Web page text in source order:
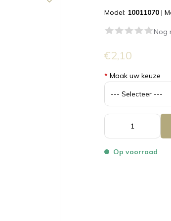
Model: 10011070 |
Nog
€2,10
* Maak uw keuze
Op voorraad